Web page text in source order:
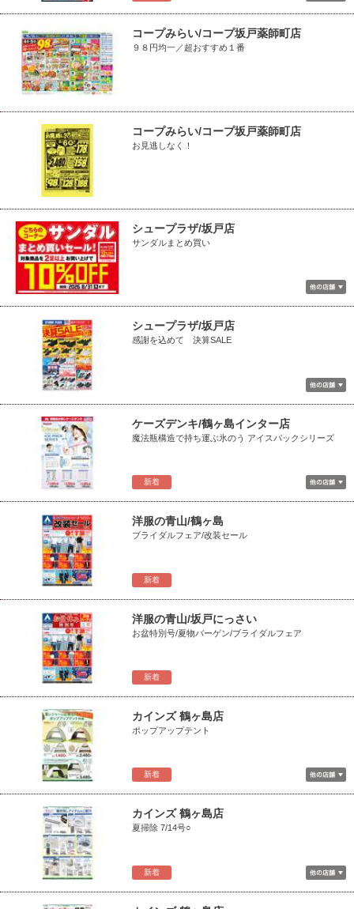
コープみらい/コープ坂戸薬師町店
９８円均一／超おすすめ１番
コープみらい/コープ坂戸薬師町店
お見逃しなく！
シュープラザ/坂戸店
サンダルまとめ買い
シュープラザ/坂戸店
感謝を込めて 決算SALE
新着
ケーズデンキ/鶴ヶ島インター店
魔法瓶構造で持ち運ぶ氷のう アイスパックシリーズ
新着
洋服の青山/鶴ヶ島
ブライダルフェア/改装セール
新着
洋服の青山/坂戸にっさい
お盆特別号/夏物バーゲン/ブライダルフェア
新着
カインズ 鶴ヶ島店
ポップアップテント
新着
カインズ 鶴ヶ島店
夏掃除 7/14号○